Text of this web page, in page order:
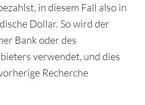
in diesem Fall also in
Dollar. So wird der
Bank oder des
verwendet, und dies
Recherche